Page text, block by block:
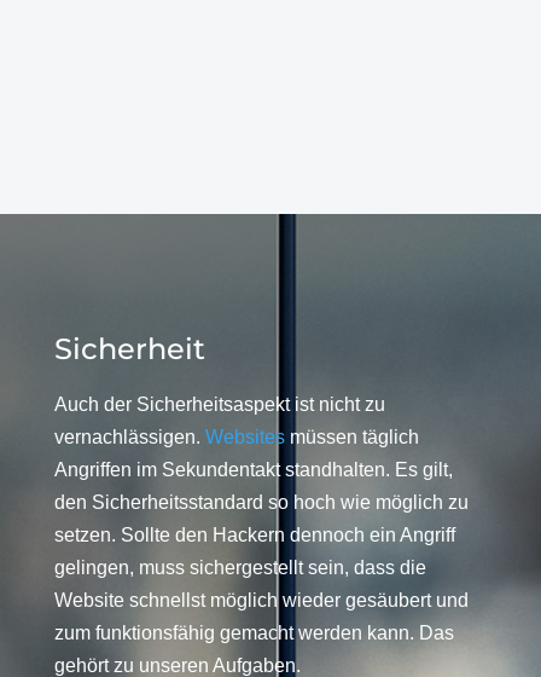
Sicherheit
Auch der Sicherheitsaspekt ist nicht zu
vernachlässigen. Websitesmüssen täglich
Angriffen im Sekundentakt standhalten. Es gilt,
den Sicherheitsstandard so hoch wie möglich zu
setzen. Sollte den Hackern dennoch ein Angriff
gelingen, muss sichergestellt sein, dass die
Website schnellst möglich wieder gesäubert und
zum funktionsfähig gemacht werden kann. Das
gehört zu unseren Aufgaben.